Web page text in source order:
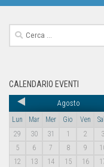
CALENDARIO EVENTI
Agosto
Lun Mar Mer Gio Ven
29
30 31 1 2 3
5
6 7 8 9
12
13 14 15 16